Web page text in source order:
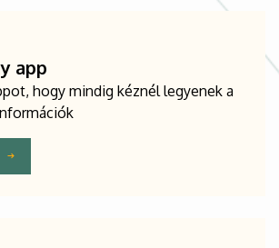
app
hogy mindig kéznél legyenek a